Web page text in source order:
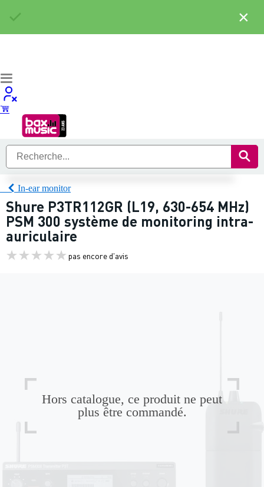
In-ear monitor
Shure P3TR112GR (L19, 630-654 MHz)
PSM 300 système de monitoring intra-
auriculaire
pas encore d'avis
Hors catalogue, ce produit ne peut
plus être commandé.
×